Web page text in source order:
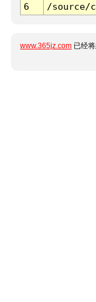
6
/source/
www.365jz.com 已经